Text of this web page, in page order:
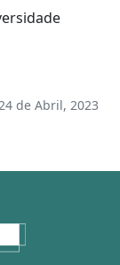
de Abril, 2023